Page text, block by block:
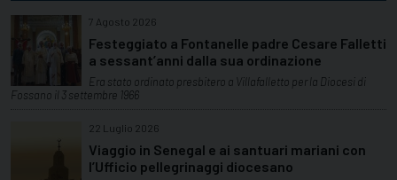
7 Agosto 2026
Festeggiato a Fontanelle padre Cesare Falletti
a sessant’anni dalla sua ordinazione
Era stato ordinato presbitero a Villafalletto per la Diocesi di
Fossano il 3 settembre 1966
22 Luglio 2026
Viaggio in Senegal e ai santuari mariani con
l’Ufficio pellegrinaggi diocesano